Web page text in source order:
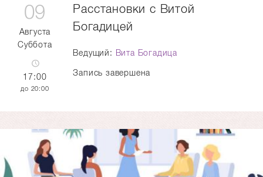
09
Августа
Суббота
17:00
20:00
Расстановки с Витой
Богадицей
Ведущий: Вита Богадица
Запись завершена